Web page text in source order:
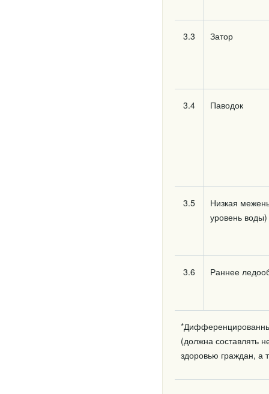
3.3 Затор
3.4 Паводок
3.5
Низкая
уровень воды)
3.6 Раннее
(должна составлять
здоровью граждан, а